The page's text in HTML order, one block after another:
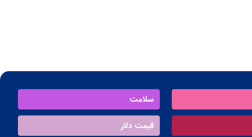
سلامت
قیمت دلار